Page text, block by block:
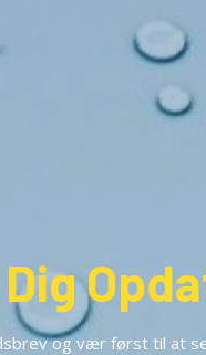
og vær først til at